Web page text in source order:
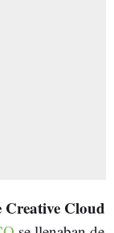
Creative Cloud